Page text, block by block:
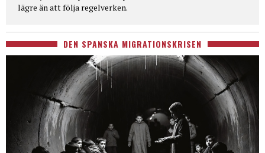
lägre än att följa regelverken.
DEN SPANSKA MIGRATIONSKRISEN